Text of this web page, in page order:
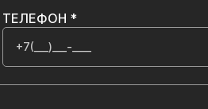
ТЕЛЕФОН *